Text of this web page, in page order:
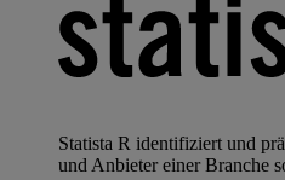
Statista R identifiziert und
und Anbieter einer Branche